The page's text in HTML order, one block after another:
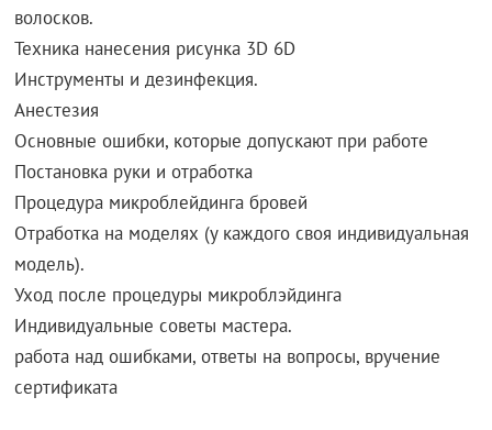
волосков.
Техника нанесения рисунка 3D 6D
Инструменты и дезинфекция.
Анестезия
Основные ошибки, которые допускают при работе
Постановка руки и отработка
Процедура микроблейдинга бровей
Отработка на моделях (у каждого своя индивидуальная
модель).
Уход после процедуры микроблэйдинга
Индивидуальные советы мастера.
работа над ошибками, ответы на вопросы, вручение
сертификата